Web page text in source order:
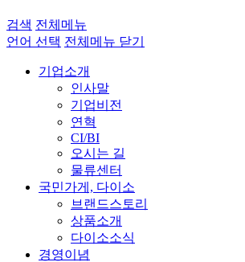
검색 전체메뉴
언어 선택 전체메뉴 닫기
기업소개
인사말
기업비전
연혁
CI/BI
오시는 길
물류센터
국민가게, 다이소
브랜드스토리
상품소개
다이소소식
경영이념